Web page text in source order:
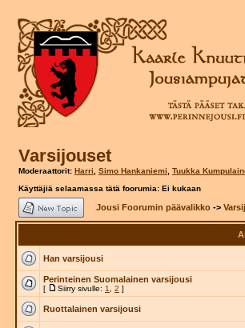
Varsijouset
Moderaattorit: Harri Simo Hankaniemi Tuukka
Käyttäjiä selaamassa tätä foorumia: Ei kukaan
Jousi Foorumin päävalikko ->
Han varsijousi
Perinteinen Suomalainen varsijousi
[ Siirry sivulle: 1 2 ]
Ruottalainen varsijousi